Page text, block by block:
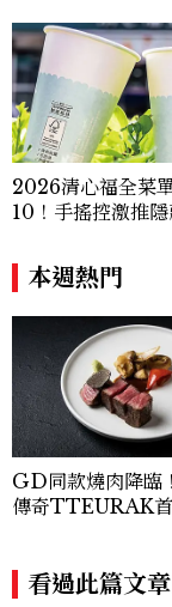
2026清心福全菜
10！手搖控激推
本週熱門
GD同款燒肉降臨
傳奇TTEURAK首
看過此篇文